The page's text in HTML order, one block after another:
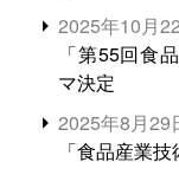
2025年10月
「第55回食
マ決定
2025年8月29
「食品産業